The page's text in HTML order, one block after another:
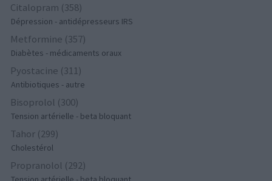
Citalopram (358)
Dépression - antidépresseurs IRS
Metformine (357)
Diabètes - médicaments oraux
Pyostacine (311)
Antibiotiques - autre
Bisoprolol (300)
Tension artérielle - beta bloquant
Tahor (299)
Cholestérol
Propranolol (292)